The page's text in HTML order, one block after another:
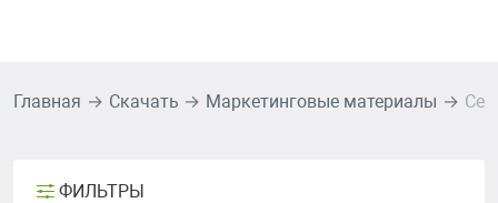
Главная Скачать Маркетинговые материалы
ФИЛЬТРЫ